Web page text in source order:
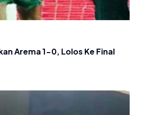
Arema 1-0, Lolos Ke Final